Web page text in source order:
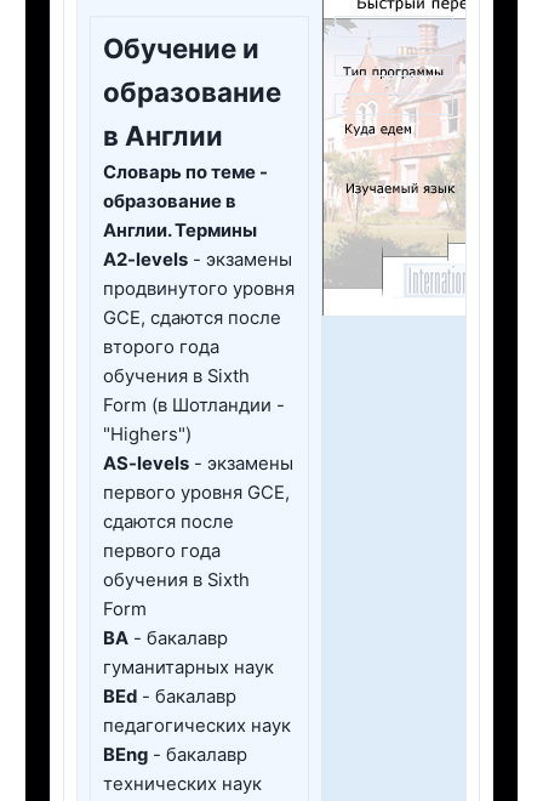
Обучение и
образование
в Англии
Словарь по теме -
образование в
Англии. Термины
A2-levels - экзамены
продвинутого уровня
GCE, сдаются после
второго года
обучения в Sixth
Form (в Шотландии -
"Highers")
AS-levels - экзамены
первого уровня GCE,
сдаются после
первого года
обучения в Sixth
Form
ВА - бакалавр
гуманитарных наук
ВEd - бакалавр
педагогических наук
BEng - бакалавр
технических наук